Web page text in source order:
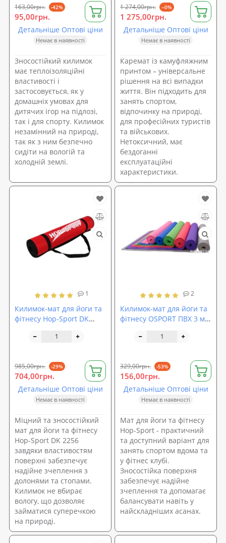
163,00грн. -42%
95,00грн.
Детальніше Оптові ціни
Немає в наявності
Зносостійкий килимок
має теплоізоляційні
властивості і
застосовується, як у
домашніх умовах для
дитячих ігор на підлозі,
так і для спорту. Килимок
незамінний на природі,
так як з ним безпечно
сидіти на вологій та
холодній землі.
1 274,00грн. --0%
1 275,00грн.
Детальніше Оптові ціни
Немає в наявності
Каремат із камуфляжним
принтом – універсальне
рішення на всі випадки
життя. Він підходить для
занять спортом,
відпочинку на природі,
для професійних туристів
та військових.
Нетоксичний, має
бездоганні
експлуатаційні
характеристики.
1
Килимок-мат для йоги та
фітнесу Hop-Sport DK
985,00грн. -29%
704,00грн.
Детальніше Оптові ціни
Немає в наявності
Міцний та зносостійкий
мат для йоги та фітнесу
Hop-Sport DK 2256
завдяки властивостям
поверхні забезпечує
надійне зчеплення з
долонями та стопами.
Килимок не вбирає
вологу, що дозволяє
займатися суперечкою
на природі.
2
Килимок-мат для йоги та
фітнесу OSPORT ПВХ 3 мм
329,00грн. -53%
156,00грн.
Детальніше Оптові ціни
Немає в наявності
Мат для йоги та фітнесу
Hop-Sport - практичний
та доступний варіант для
занять спортом вдома та
у фітнес клубі.
Зносостійка поверхня
забезпечує надійне
зчеплення та допомагає
балансувати навіть у
найскладніших асанах.